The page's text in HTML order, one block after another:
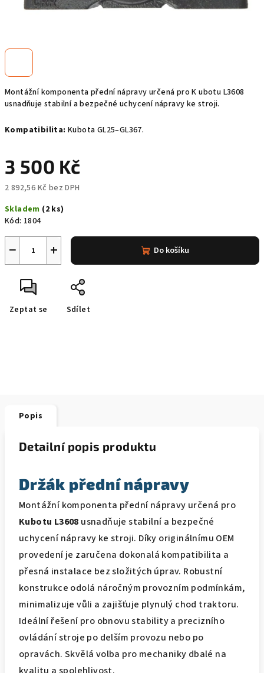
Montážní komponenta přední nápravy určená pro K ubotu L3608
usnadňuje stabilní a bezpečné uchycení nápravy ke stroji.
Kompatibilita: Kubota GL25–GL367.
3 500 Kč
2 892,56 Kč bez DPH
cena:
Skladem (2 ks)
Kód: 1804
+
− Do košíku
Zeptat se Sdílet
Popis
Detailní popis produktu
Držák přední nápravy
Montážní komponenta přední nápravy určená pro
Kubotu L3608 usnadňuje stabilní a bezpečné
uchycení nápravy ke stroji. Díky originálnímu OEM
provedení je zaručena dokonalá kompatibilita a
přesná instalace bez složitých úprav. Robustní
konstrukce odolá náročným provozním podmínkám,
minimalizuje vůli a zajišťuje plynulý chod traktoru.
Ideální řešení pro obnovu stability a precizního
ovládání stroje po delším provozu nebo po
opravách. Skvělá volba pro mechaniky dbalé na